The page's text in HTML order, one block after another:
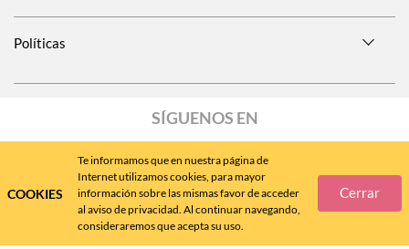
COOKIES
Te informamos que en nuestra página de
Internet utilizamos cookies, para mayor
información sobre las mismas favor de acceder
al aviso de privacidad. Al continuar navegando,
consideraremos que acepta su uso.
Cerrar
Políticas
SÍGUENOS EN
CallCenter477 788 4600